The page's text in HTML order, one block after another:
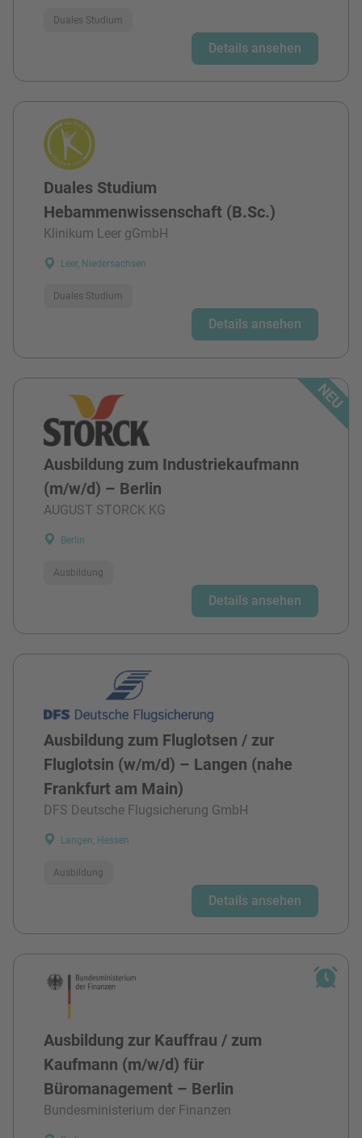
Duales Studium
Details ansehen
Duales Studium
Hebammenwissenschaft (B.Sc.)
Klinikum Leer gGmbH
Leer, Niedersachsen
Duales Studium
Details ansehen
Ausbildung zum Industriekaufmann
(m/w/d) – Berlin
AUGUST STORCK KG
Berlin
Ausbildung
Details ansehen
Ausbildung zum Fluglotsen / zur
Fluglotsin (w/m/d) – Langen (nahe
Frankfurt am Main)
DFS Deutsche Flugsicherung GmbH
Langen, Hessen
Ausbildung
Details ansehen
Ausbildung zur Kauffrau / zum
Kaufmann (m/w/d) für
Büromanagement – Berlin
Bundesministerium der Finanzen